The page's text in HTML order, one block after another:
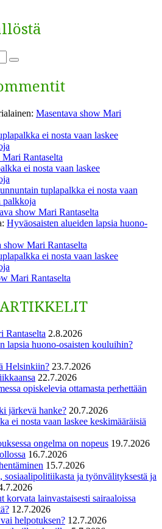
Haku
: Masentava show Mari
ei nosta vaan laskee
Rantaselta
ei nosta vaan laskee
tuplapalkka ei nosta vaan
palkkoja
show Mari Rantaselta
: Hyväosaisten alueiden lapsia huono-
show Mari Rantaselta
ei nosta vaan laskee
Mari Rantaselta
Rantaselta 2.8.2026
lapsia huono-osaisten kouluihin?
Helsinkiin? 23.7.2026
22.7.2026
opiskelevia ottamasta perhettään
järkevä hanke? 20.7.2026
ei nosta vaan laskee keskimääräisiä
ongelma on nopeus 19.7.2026
16.7.2026
15.7.2026
sosiaalipolitiikasta ja työnvälityksestä ja
lainvastaisesti sairaaloissa
12.7.2026
helpotuksen? 12.7.2026